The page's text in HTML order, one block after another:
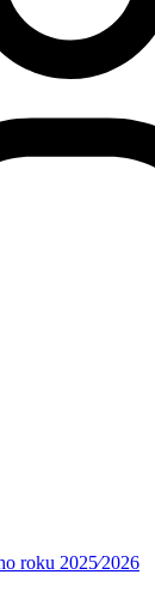
roku 2025⁄2026